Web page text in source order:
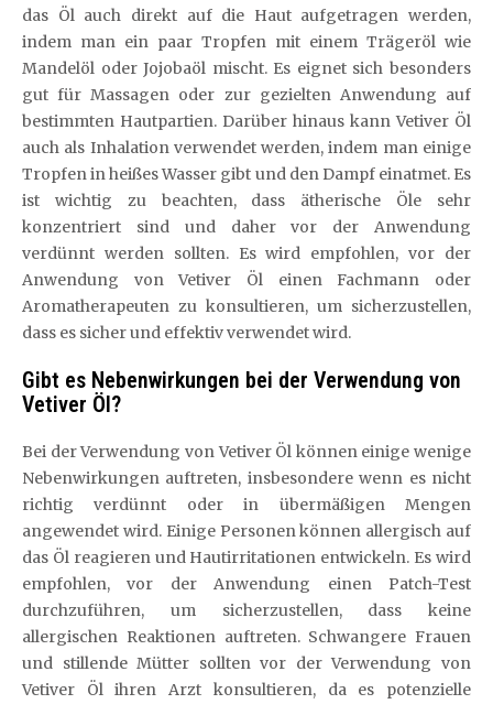
das Öl auch direkt auf die Haut aufgetragen werden,
indem man ein paar Tropfen mit einem Trägeröl wie
Mandelöl oder Jojobaöl mischt. Es eignet sich besonders
gut für Massagen oder zur gezielten Anwendung auf
bestimmten Hautpartien. Darüber hinaus kann Vetiver Öl
auch als Inhalation verwendet werden, indem man einige
Tropfen in heißes Wasser gibt und den Dampf einatmet. Es
ist wichtig zu beachten, dass ätherische Öle sehr
konzentriert sind und daher vor der Anwendung
verdünnt werden sollten. Es wird empfohlen, vor der
Anwendung von Vetiver Öl einen Fachmann oder
Aromatherapeuten zu konsultieren, um sicherzustellen,
dass es sicher und effektiv verwendet wird.
Gibt es Nebenwirkungen bei der Verwendung von
Vetiver Öl?
Bei der Verwendung von Vetiver Öl können einige wenige
Nebenwirkungen auftreten, insbesondere wenn es nicht
richtig verdünnt oder in übermäßigen Mengen
angewendet wird. Einige Personen können allergisch auf
das Öl reagieren und Hautirritationen entwickeln. Es wird
empfohlen, vor der Anwendung einen Patch-Test
durchzuführen, um sicherzustellen, dass keine
allergischen Reaktionen auftreten. Schwangere Frauen
und stillende Mütter sollten vor der Verwendung von
Vetiver Öl ihren Arzt konsultieren, da es potenzielle